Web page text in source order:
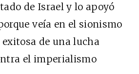
de Israel y lo apoyó
veía en el sionismo
de una lucha
el imperialismo